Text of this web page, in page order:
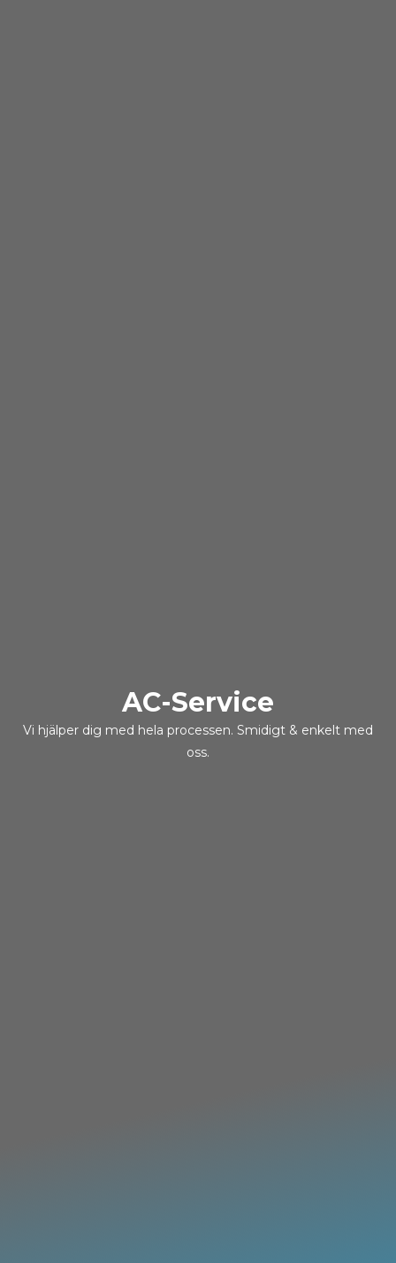
AC-Service
Vi hjälper dig med hela processen. Smidigt & enkelt med
oss.